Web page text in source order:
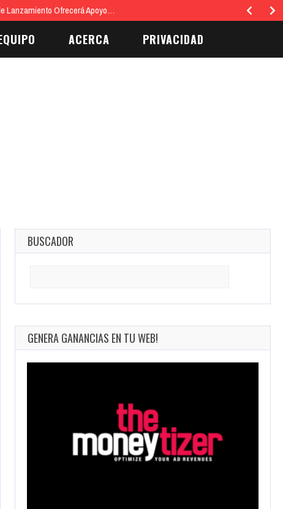
Lanzamiento Ofrecerá Apoyo…
ACERCA PRIVACIDAD
BUSCADOR
GENERA GANANCIAS EN TU WEB!